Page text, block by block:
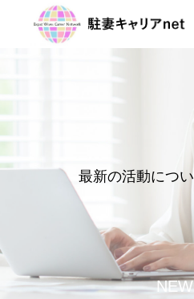
最新の活動につい